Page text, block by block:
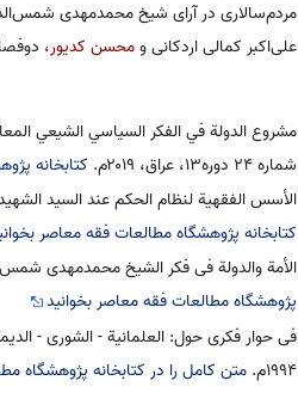
مردم‌سالاری در آرای شیخ محمدمهدی
علی‌اکبر کمالی اردکانی ومحسن کدیور،
مشروع الدولة في الفكر السياسي الشيعي
شماره ۲۴ دوره۱۳، عراق، ۲۰۱۹م.
کتابخانه
الأسس الفقهية لنظام الحكم عند السيد الشهيد
کتابخانه پژوهشگاه مطالعات فقه معاصر
الأمة والدولة فى فكر الشيخ محمدمهدى شمس‌الدين،
پژوهشگاه مطالعات فقه معاصر بخوانید
۱۹۹۴م.
متن کامل را در کتابخانه پژوهشگاه